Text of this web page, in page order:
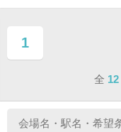
1
ページ目
全 12